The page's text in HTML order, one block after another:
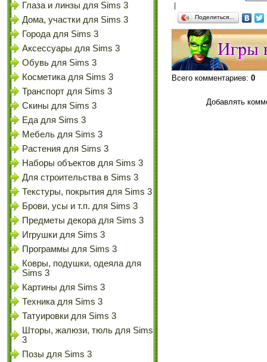
Глаза и линзы для Sims 3
Дома, участки для Sims 3
Города для Sims 3
Аксессуары для Sims 3
Обувь для Sims 3
Косметика для Sims 3
Транспорт для Sims 3
Скины для Sims 3
Еда для Sims 3
Мебель для Sims 3
Растения для Sims 3
Наборы объектов для Sims 3
Для строительства в Sims 3
Текстуры, покрытия для Sims 3
Брови, усы и т.п. для Sims 3
Предметы декора для Sims 3
Игрушки для Sims 3
Программы для Sims 3
Ковры, подушки, одеяла для
Sims 3
Картины для Sims 3
Техника для Sims 3
Татуировки для Sims 3
Шторы, жалюзи, тюль для Sims
3
Позы для Sims 3
Поделиться…
Всего комментариев: 0
Добавлять